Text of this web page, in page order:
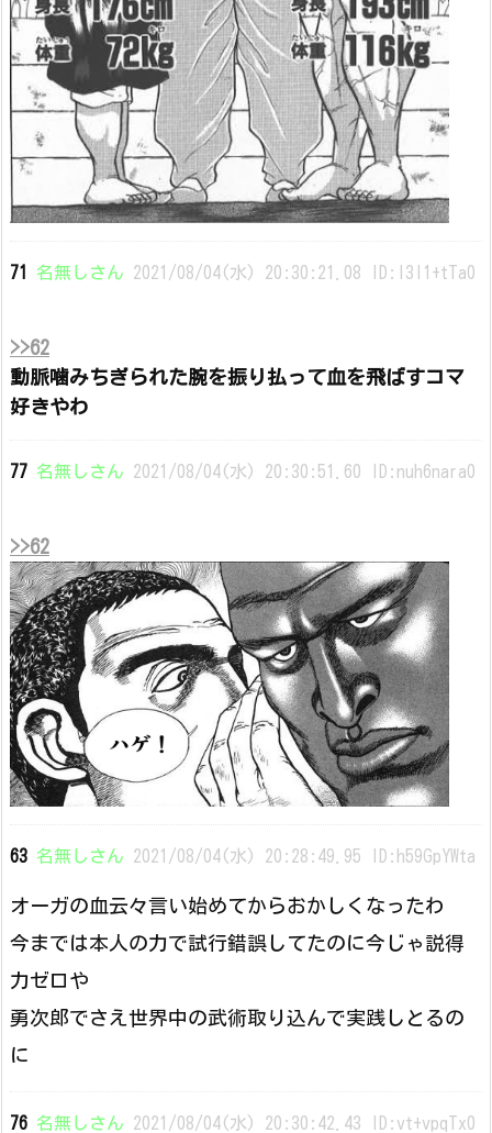
71 名無しさん 2021/08/04(水) 20:30:21.08 ID:l3I1+tTa0
>>62
動脈噛みちぎられた腕を振り払って血を飛ばすコマ
好きやわ
77 名無しさん 2021/08/04(水) 20:30:51.60 ID:nuh6nara0
>>62
63 名無しさん 2021/08/04(水) 20:28:49.95 ID:h59GpYWta
オーガの血云々言い始めてからおかしくなったわ
今までは本人の力で試行錯誤してたのに今じゃ説得
力ゼロや
勇次郎でさえ世界中の武術取り込んで実践しとるの
に
76 名無しさん 2021/08/04(水) 20:30:42.43 ID:vt+vpqTx0